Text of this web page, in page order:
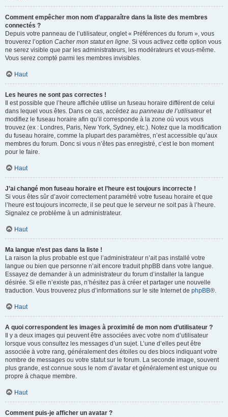
Comment empêcher mon nom d’apparaître dans la liste des membres
connectés ?
Depuis votre panneau de l’utilisateur, onglet « Préférences du forum », vous
trouverez l’option Cacher mon statut en ligne. Si vous activez cette option vous
ne serez visible que par les administrateurs, les modérateurs et vous-même.
Vous serez compté parmi les membres invisibles.
Haut
Les heures ne sont pas correctes !
Il est possible que l’heure affichée utilise un fuseau horaire différent de celui
dans lequel vous êtes. Dans ce cas, accédez au panneau de l’utilisateuret
modifiez le fuseau horaire afin qu’il corresponde à la zone où vous vous
trouvez (ex : Londres, Paris, New York, Sydney, etc.). Notez que la modification
du fuseau horaire, comme la plupart des paramètres, n’est accessible qu’aux
membres du forum. Donc si vous n’êtes pas enregistré, c’est le bon moment
pour le faire.
Haut
J’ai changé mon fuseau horaire et l’heure est toujours incorrecte !
Si vous êtes sûr d’avoir correctement paramétré votre fuseau horaire et que
l’heure est toujours incorrecte, il se peut que le serveur ne soit pas à l’heure.
Signalez ce problème à un administrateur.
Haut
Ma langue n’est pas dans la liste !
La raison la plus probable est que l’administrateur n’ait pas installé votre
langue ou bien que personne n’ait encore traduit phpBB dans votre langue.
Essayez de demander à un administrateur du forum d’installer la langue
désirée. Si elle n’existe pas, n’hésitez pas à créer et partager une nouvelle
traduction. Vous trouverez plus d’informations sur le site Internet de phpBB®.
Haut
A quoi correspondent les images à proximité de mon nom d’utilisateur ?
Il y a deux images qui peuvent être associées avec votre nom d’utilisateur
lorsque vous consultez les messages d’un sujet. L’une d’elles peut être
associée à votre rang, généralement des étoiles ou des blocs indiquant votre
nombre de messages ou votre statut sur le forum. La seconde image, souvent
plus grande, est connue sous le nom d’avatar et généralement est unique ou
propre à chaque membre.
Haut
Comment puis-je afficher un avatar ?